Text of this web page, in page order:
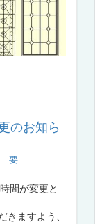
のお知ら
間が変更と
ますよう、